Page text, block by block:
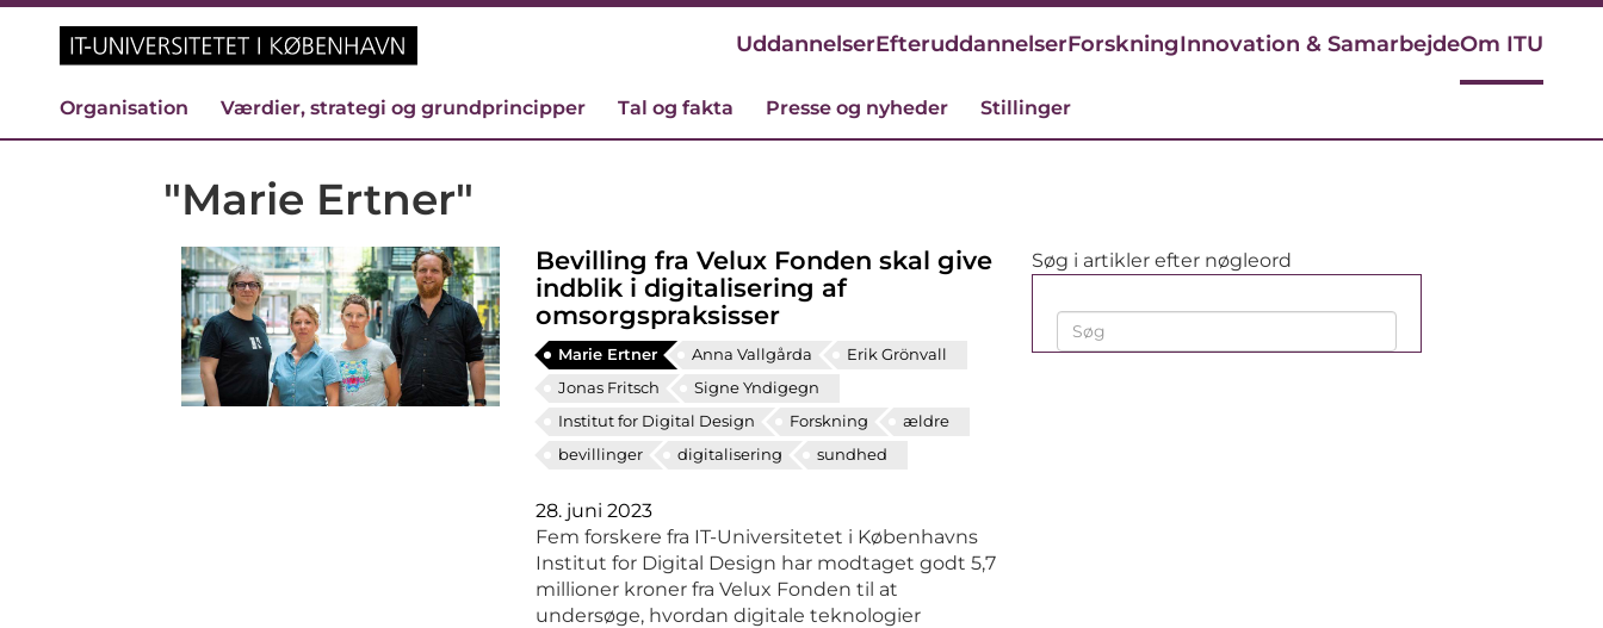
UddannelserEfteruddannelserForskningInnovation & SamarbejdeOm ITU
Organisation Værdier, strategi og grundprincipper Tal og fakta Presse og nyheder Stillinger
"Marie Ertner"
Bevilling fra Velux Fonden skal give
indblik i digitalisering af
omsorgspraksisser
Marie Ertner Anna Vallgårda
Erik Grönvall
Jonas Fritsch
Signe Yndigegn
Institut for Digital Design
Forskning
ældre
bevillinger
digitalisering sundhed
28. juni 2023
Fem forskere fra IT-Universitetet i Københavns
Institut for Digital Design har modtaget godt 5,7
millioner kroner fra Velux Fonden til at
undersøge, hvordan digitale teknologier
Søg i artikler efter nøgleord